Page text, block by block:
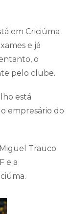
em Criciúma
e já
o
pelo clube.
está
empresário do
Trauco
e a